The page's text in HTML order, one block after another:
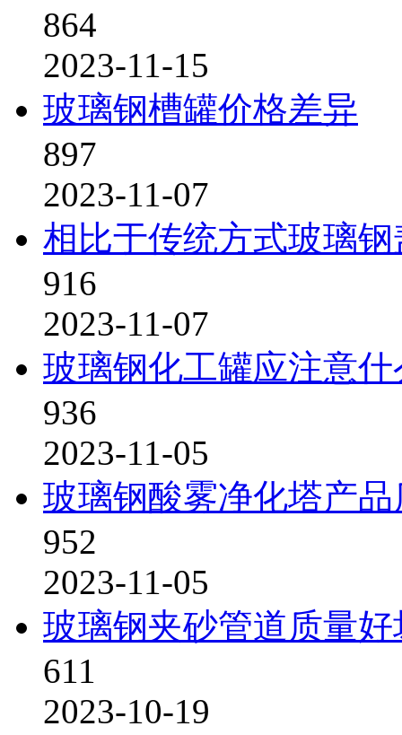
864
2023-11-15
玻璃钢槽罐价格差异
897
2023-11-07
相比于传统方式玻璃
916
2023-11-07
玻璃钢化工罐应注意什
936
2023-11-05
玻璃钢酸雾净化塔产
952
2023-11-05
玻璃钢夹砂管道质量
611
2023-10-19